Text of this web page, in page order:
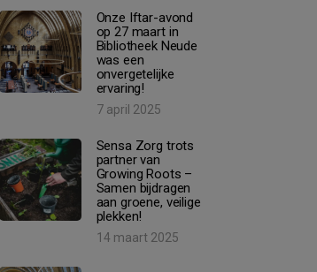
Onze Iftar-avond
op 27 maart in
Bibliotheek Neude
was een
onvergetelijke
ervaring!
7 april 2025
Sensa Zorg trots
partner van
Growing Roots –
Samen bijdragen
aan groene, veilige
plekken!
14 maart 2025